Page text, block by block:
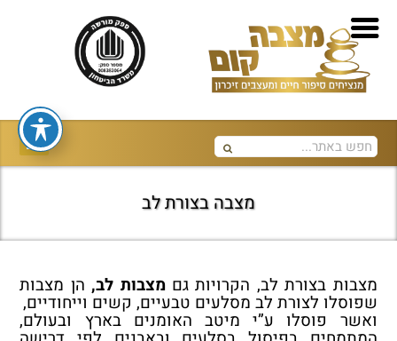
מצבה בצורת לב
מצבות בצורת לב, הקרויות גםמצבות לב,הן מצבות
שפוסלו לצורת לב מסלעים טבעיים, קשים וייחודיים,
ואשר פוסלו ע”י מיטב האומנים בארץ ובעולם,